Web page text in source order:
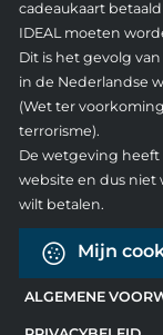
cadeaukaart
IDEAL moeten
Dit is het gevolg
in de Nederlandse
(Wet ter
terrorisme).
De wetgeving
website en dus niet
wilt betalen.
Mijn
ALGEMENE